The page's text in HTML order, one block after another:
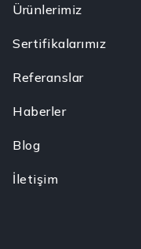
Ürünlerimiz
Sertifikalarımız
Referanslar
Haberler
Blog
İletişim